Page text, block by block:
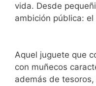
vida. Desde
ambición pública:
Aquel juguete que
con muñecos
además de